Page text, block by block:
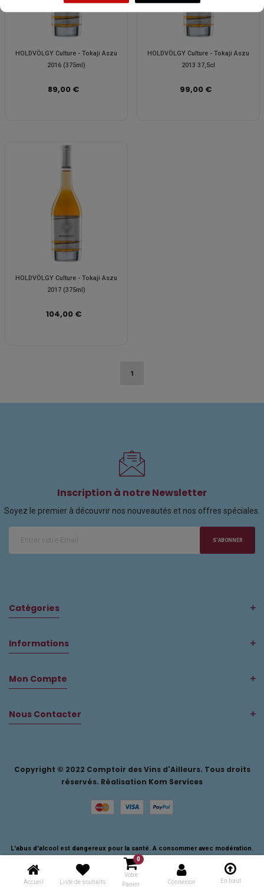
HOLDVÖLGY Culture - Tokaji Aszu
2016 (375ml)
89,00 €
HOLDVÖLGY Culture - Tokaji Aszu
2013 37,5cl
99,00 €
HOLDVÖLGY Culture - Tokaji Aszu
2017 (375ml)
104,00 €
1
Inscription à notre Newsletter
Soyez le premier à découvrir nos nouveautés et nos offres spéciales.
S'ABONNER
Catégories
Informations
Mon Compte
Nous Contacter
Copyright © 2022 Comptoir des Vins d'Ailleurs. Tous droits
réservés. Réalisation Kom Services
L'abus d'alcool est dangereux pour la santé. A consommer avec modération.
Accueil Liste de souhaits
0
Votre
Panier
Connexion En haut